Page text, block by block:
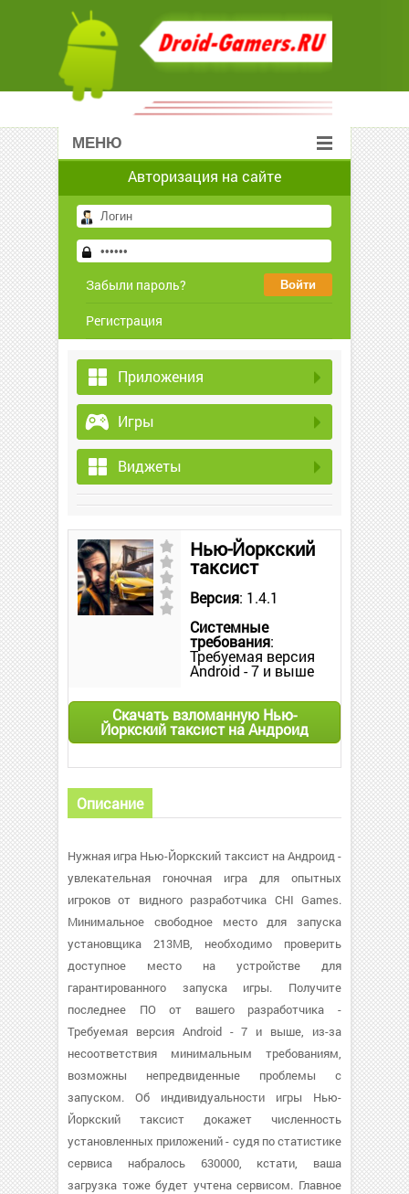
МЕНЮ
Авторизация на сайте
Забыли пароль?
Регистрация
Приложения
Игры
Виджеты
Нью-Йоркский
таксист
Версия: 1.4.1
Системные
требования:
Требуемая версия
Android - 7 и выше
Скачать взломанную Нью-
Йоркский таксист на Андроид
Описание
Нужная игра Нью-Йоркский таксист на Андроид -
увлекательная гоночная игра для опытных
игроков от видного разработчика CHI Games.
Минимальное свободное место для запуска
установщика 213MB, необходимо проверить
доступное место на устройстве для
гарантированного запуска игры. Получите
последнее ПО от вашего разработчика -
Требуемая версия Android - 7 и выше, из-за
несоответствия минимальным требованиям,
возможны непредвиденные проблемы с
запуском. Об индивидуальности игры Нью-
Йоркский таксист докажет численность
установленных приложений - судя по статистике
сервиса набралось 630000, кстати, ваша
загрузка тоже будет учтена сервисом. Главное